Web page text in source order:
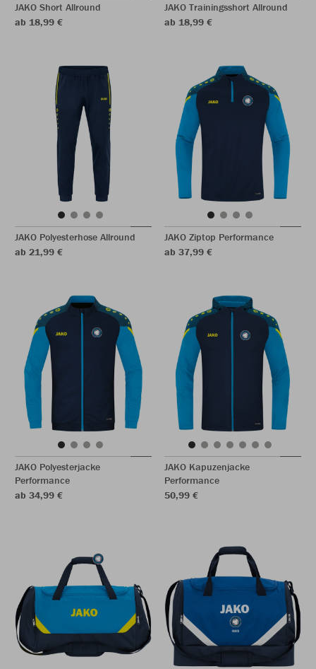
JAKO Short Allround
ab 18,99 €
JAKO Trainingsshort Allround
ab 18,99 €
JAKO Polyesterhose Allround
ab 21,99 €
JAKO Ziptop Performance
ab 37,99 €
JAKO Polyesterjacke
Performance
ab 34,99 €
JAKO Kapuzenjacke
Performance
50,99 €